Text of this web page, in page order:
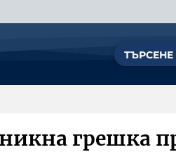
грешка